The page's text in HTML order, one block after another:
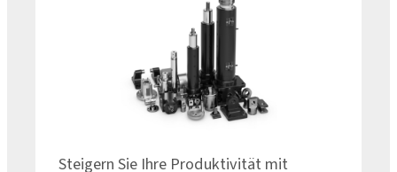
Steigern Sie Ihre Produktivität mit